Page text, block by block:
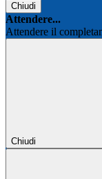
Chiudi
Attendere...
Attendere il
Chiudi